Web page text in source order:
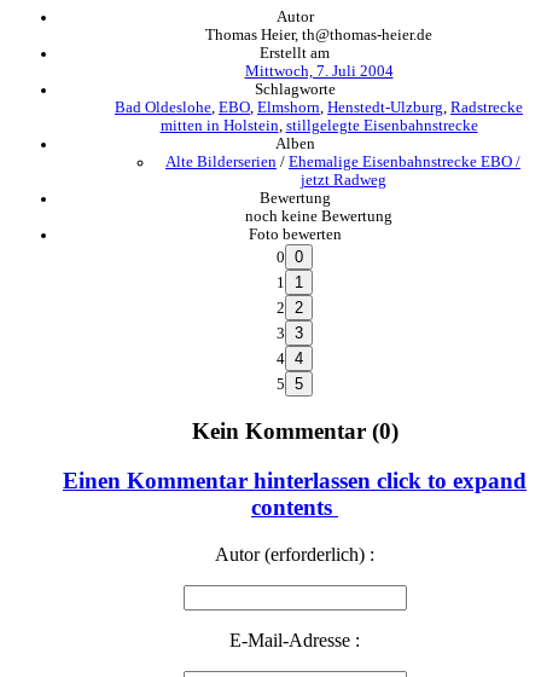
Autor
Thomas Heier, th@thomas-heier.de
Erstellt am
Mittwoch, 7. Juli 2004
Schlagworte
Bad Oldeslohe EBO Elmshorn Henstedt-Ulzburg Radstrecke
mitten in Holstein stillgelegte Eisenbahnstrecke
Alben
Alte Bilderserien / Ehemalige Eisenbahnstrecke EBO /
jetzt Radweg
Bewertung
noch keine Bewertung
Foto bewerten
0
1
2
3
4
5
Kein Kommentar (0)
Einen Kommentar hinterlassen click to expand
contents
Autor (erforderlich) :
E-Mail-Adresse :